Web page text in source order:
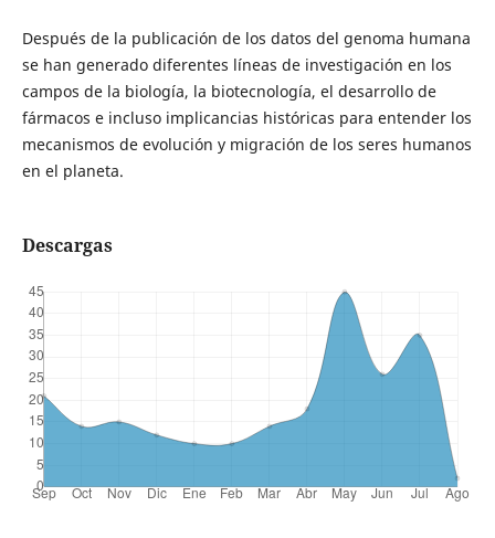
Después de la publicación de los datos del genoma humana
se han generado diferentes líneas de investigación en los
campos de la biología, la biotecnología, el desarrollo de
fármacos e incluso implicancias históricas para entender los
mecanismos de evolución y migración de los seres humanos
en el planeta.
Descargas